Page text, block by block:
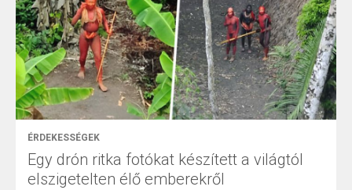
ÉRDEKESSÉGEK
Egy drón ritka fotókat készített a világtól
elszigetelten élő emberekről